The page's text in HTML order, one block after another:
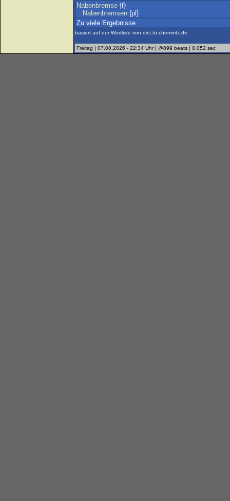
Nabenbremse {f}
Nabenbremsen {pl}
Zu viele Ergebnisse
basiert auf der Wortliste von dict.tu-chemnitz.de
Freitag | 07.08.2026 - 22:34 Uhr | @899 beats | 0.052 sec